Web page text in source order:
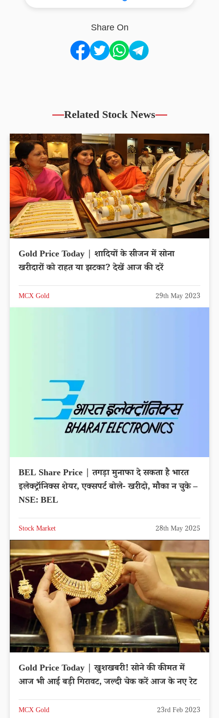
Share On
Related Stock News
Gold Price Today | शादियों के सीजन में सोना
खरीदारों को राहत या झटका? देखें आज की दरें
MCX Gold 29th May 2023
BEL Share Price | तगड़ा मुनाफा दे सकता है भारत
इलेक्ट्रॉनिक्स शेयर, एक्सपर्ट बोले- खरीदो, मौका न चुके –
NSE: BEL
Stock Market 28th May 2025
Gold Price Today | खुशखबरी! सोने की कीमत में
आज भी आई बड़ी गिरावट, जल्दी चेक करें आज के नए रेट
MCX Gold 23rd Feb 2023